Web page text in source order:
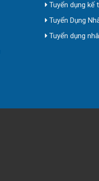
Tuyển dụng kế
Tuyển Dụng
Tuyển dụng